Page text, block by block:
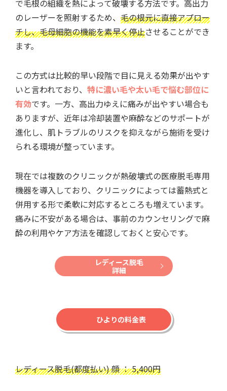
で毛根の組織を熱によって破壊する方法です。高出力
のレーザーを照射するため、 毛の根元に直接アプロー
チし、毛母細胞の機能を素早く停止させることができ
ます。
この方式は比較的早い段階で目に見える効果が出やす
いと言われており、 特に濃い毛や太い毛で悩む部位に
有効です。一方、高出力ゆえに痛みが出やすい場合も
ありますが、近年は冷却装置や麻酔などのサポートが
進化し、肌トラブルのリスクを抑えながら施術を受け
られる環境が整っています。
現在では複数のクリニックが熱破壊式の医療脱毛専用
機器を導入しており、クリニックによっては蓄熱式と
併用する形で柔軟に対応するところも増えています。
痛みに不安がある場合は、事前のカウンセリングで麻
酔の利用やケア方法を確認しておくと安心です。
レディース脱毛
詳細
ひよりの料金表
レディース脱毛(都度払い) 顔 ： 5,400円